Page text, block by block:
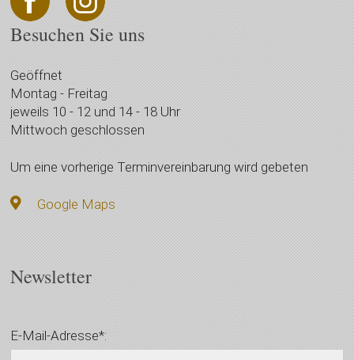
Besuchen Sie uns
Geöffnet
Montag - Freitag
jeweils 10 - 12 und 14 - 18 Uhr
Mittwoch geschlossen
Um eine vorherige Terminvereinbarung wird gebeten
Google Maps
Newsletter
E-Mail-Adresse*: